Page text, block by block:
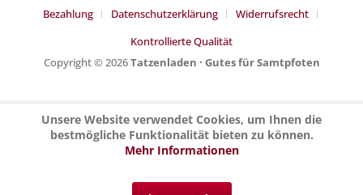
Bezahlung
Datenschutzerklärung
Widerrufsrecht
Kontrollierte Qualität
Copyright © 2026Tatzenladen · Gutes für Samtpfoten
Unsere Website verwendet Cookies, um Ihnen die
bestmögliche Funktionalität bieten zu können.
Mehr Informationen